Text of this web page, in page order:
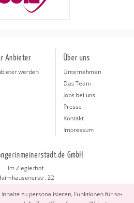
zu per­so­na­li­sie­ren, Funk­tio­nen für so­
Anbieter
werden
Über uns
Unternehmen
Das Team
Jobs bei uns
Presse
Kontakt
Impressum
GmbH
Im Zieglerhof
22